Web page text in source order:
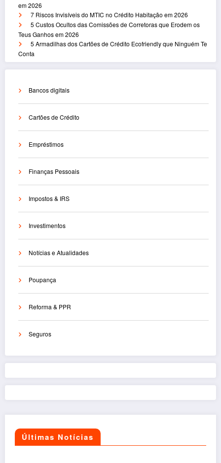
em 2026
7 Riscos Invisíveis do MTIC no Crédito Habitação em 2026
5 Custos Ocultos das Comissões de Corretoras que Erodem os
Teus Ganhos em 2026
5 Armadilhas dos Cartões de Crédito Ecofriendly que Ninguém Te
Conta
Bancos digitais
Cartões de Crédito
Empréstimos
Finanças Pessoais
Impostos & IRS
Investimentos
Notícias e Atualidades
Poupança
Reforma & PPR
Seguros
Últimas Notícias